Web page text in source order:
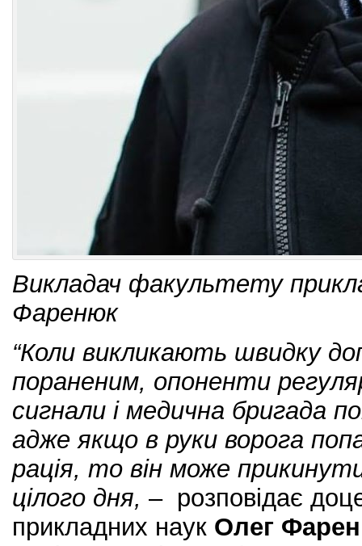
Викладач факультету
Фаренюк
“Коли викликають швидку
пораненим, опоненти
сигнали і медична бригада
адже якщо в руки ворога
рація, то він може
цілого дня, – розповідає
прикладних наук Олег